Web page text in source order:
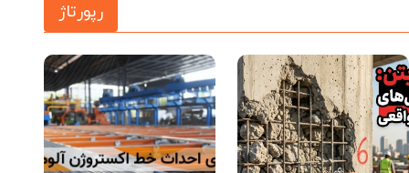
رپورتاژ